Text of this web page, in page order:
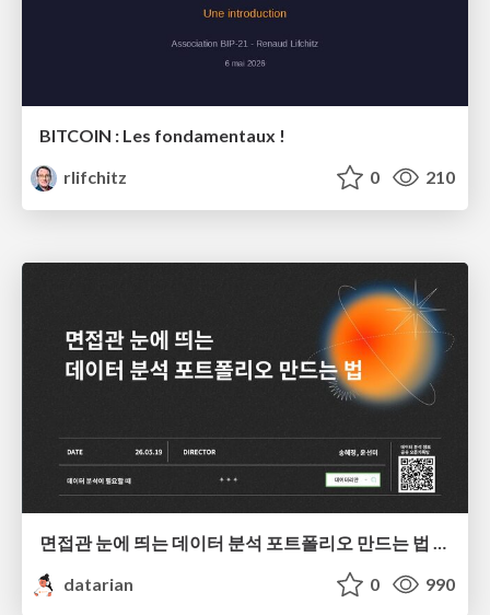
BITCOIN : Les fondamentaux !
rlifchitz
0 210
면접관 눈에 띄는 데이터 분석 포트폴리오 만드는 법 | 2026년 5월 세미나
datarian
0 990